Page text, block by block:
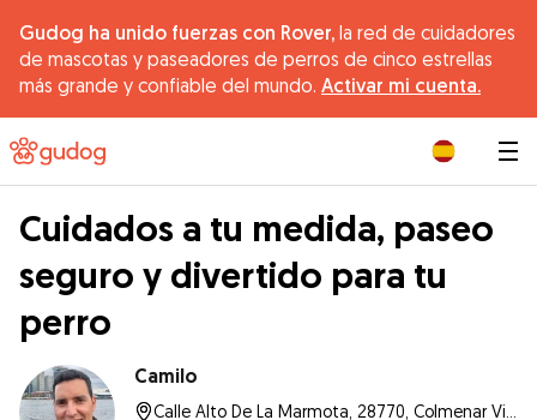
Gudog ha unido fuerzas con Rover, la red de cuidadores
de mascotas y paseadores de perros de cinco estrellas
más grande y confiable del mundo. Activar mi cuenta.
Cuidados a tu medida, paseo
seguro y divertido para tu
perro
Camilo